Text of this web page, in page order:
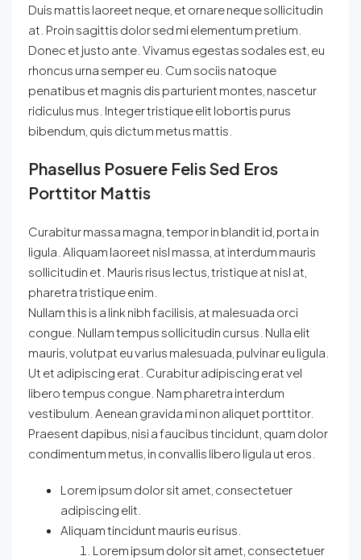
Duis mattis laoreet neque, et ornare neque sollicitudin
at. Proin sagittis dolor sed mi elementum pretium.
Donec et justo ante. Vivamus egestas sodales est, eu
rhoncus urna semper eu. Cum sociis natoque
penatibus et magnis dis parturient montes, nascetur
ridiculus mus. Integer tristique elit lobortis purus
bibendum, quis dictum metus mattis.
Phasellus Posuere Felis Sed Eros
Porttitor Mattis
Curabitur massa magna, tempor in blandit id, porta in
ligula. Aliquam laoreet nisl massa, at interdum mauris
sollicitudin et. Mauris risus lectus, tristique at nisl at,
pharetra tristique enim.
Nullam this is a link nibh facilisis, at malesuada orci
congue. Nullam tempus sollicitudin cursus. Nulla elit
mauris, volutpat eu varius malesuada, pulvinar eu ligula.
Ut et adipiscing erat. Curabitur adipiscing erat vel
libero tempus congue. Nam pharetra interdum
vestibulum. Aenean gravida mi non aliquet porttitor.
Praesent dapibus, nisi a faucibus tincidunt, quam dolor
condimentum metus, in convallis libero ligula ut eros.
Lorem ipsum dolor sit amet, consectetuer
adipiscing elit.
Aliquam tincidunt mauris eu risus.
Lorem ipsum dolor sit amet, consectetuer